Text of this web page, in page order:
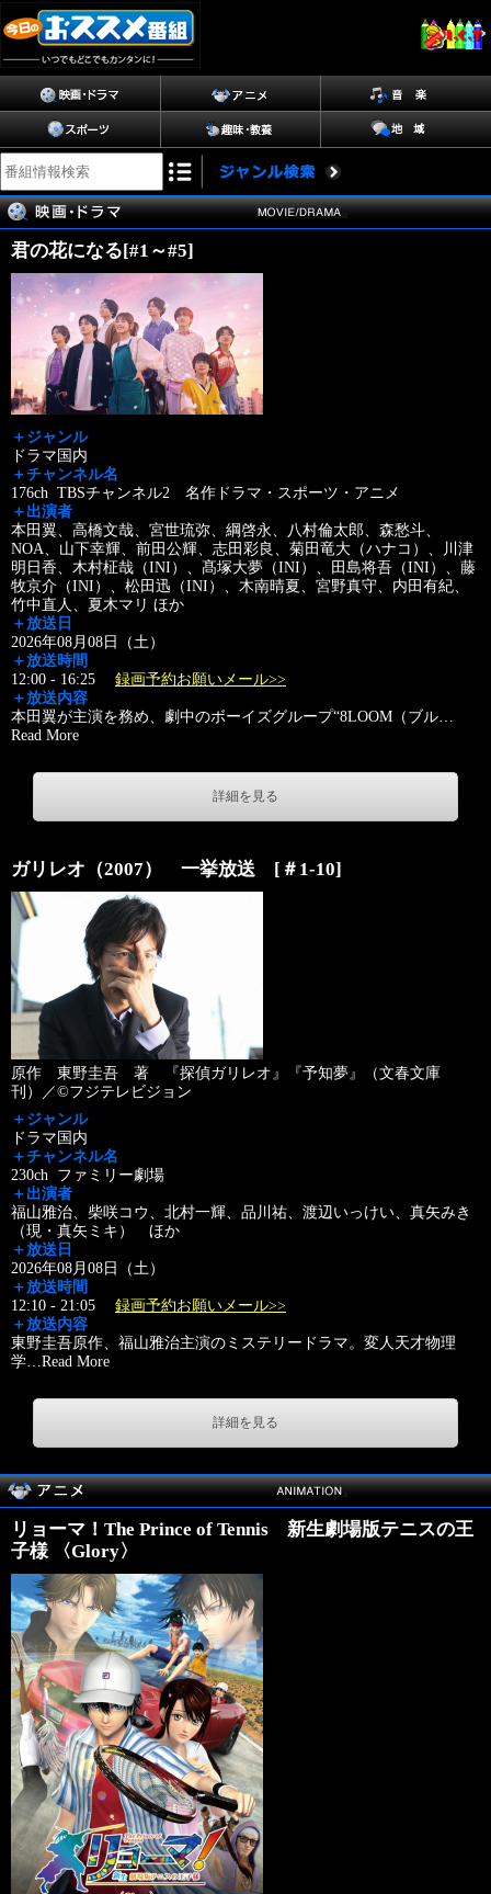
君の花になる[#1～#5]
＋ジャンル
ドラマ国内
＋チャンネル名
176ch TBSチャンネル2 名作ドラマ・スポーツ・アニメ
＋出演者
本田翼、高橋文哉、宮世琉弥、綱啓永、八村倫太郎、森愁斗、
NOA、山下幸輝、前田公輝、志田彩良、菊田竜大（ハナコ）、川津
明日香、木村柾哉（INI）、髙塚大夢（INI）、田島将吾（INI）、藤
牧京介（INI）、松田迅（INI）、木南晴夏、宮野真守、内田有紀、
竹中直人、夏木マリ ほか
＋放送日
2026年08月08日（土）
＋放送時間
12:00 - 16:25 録画予約お願いメール>>
＋放送内容
本田翼が主演を務め、劇中のボーイズグループ“8LOOM（ブル…
Read More
詳細を見る
ガリレオ（2007） 一挙放送 [＃1-10]
原作 東野圭吾 著 『探偵ガリレオ』『予知夢』（文春文庫
刊）／©フジテレビジョン
＋ジャンル
ドラマ国内
＋チャンネル名
230ch ファミリー劇場
＋出演者
福山雅治、柴咲コウ、北村一輝、品川祐、渡辺いっけい、真矢みき
（現・真矢ミキ） ほか
＋放送日
2026年08月08日（土）
＋放送時間
12:10 - 21:05 録画予約お願いメール>>
＋放送内容
東野圭吾原作、福山雅治主演のミステリードラマ。変人天才物理
学…Read More
詳細を見る
リョーマ！The Prince of Tennis 新生劇場版テニスの王
子様 〈Glory〉